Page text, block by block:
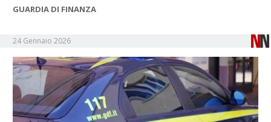
GUARDIA DI FINANZA
24 Gennaio 2026